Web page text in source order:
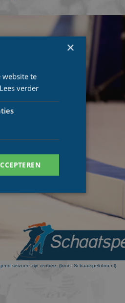
seizoen zijn rentree. (bron: Schaatspeloton.nl)
×
website te
Lees verder
cookies kunnen